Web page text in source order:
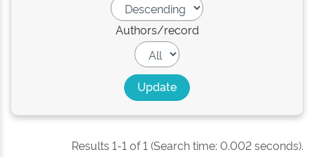
Authors/record
Results 1-1 of 1 (Search time: 0.002 seconds).